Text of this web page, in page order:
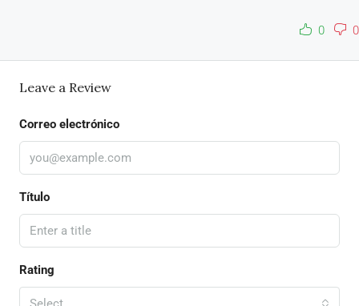
0 0
Leave a Review
Correo electrónico
Título
Rating